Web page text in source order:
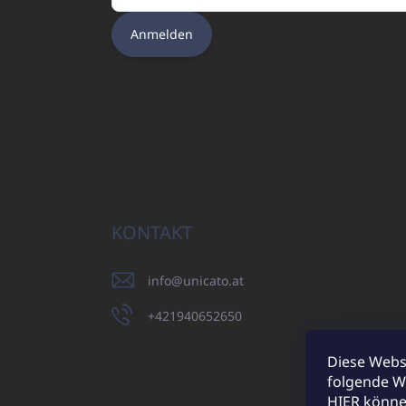
Diese
folgende
HIER
Anmelden
KONTAKT
info@unicato.at
+421940652650
UNICATO.sk